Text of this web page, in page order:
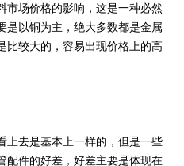
场价格的影响，这是一种必然
是以铜为主，绝大多数都是金属
比较大的，容易出现价格上的高
去是基本上一样的，但是一些
配件的好差，好差主要是体现在